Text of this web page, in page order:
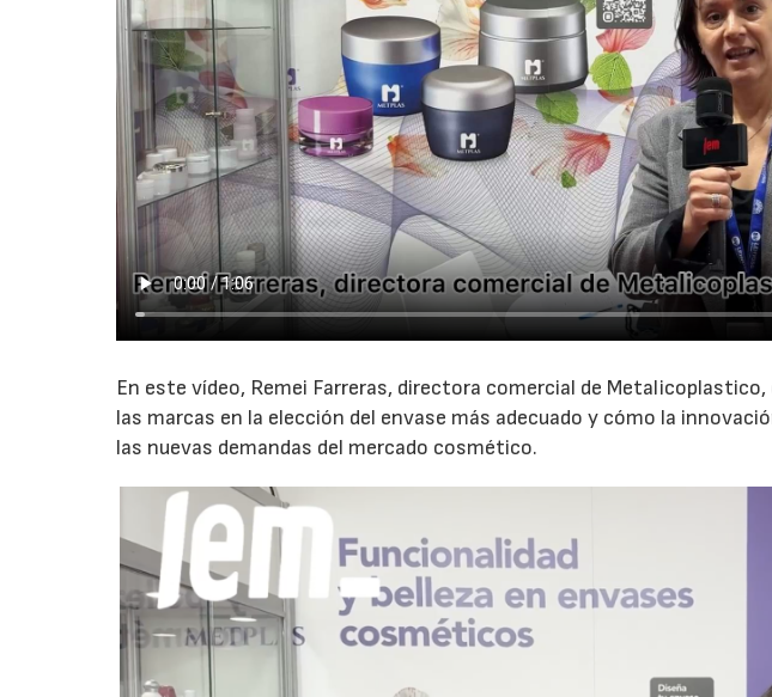
En este vídeo, Remei Farreras, directora comercial de
las marcas en la elección del envase más adecuado y cómo la
las nuevas demandas del mercado cosmético.